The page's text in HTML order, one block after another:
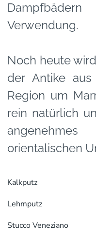
Verwendung.
Noch heute
der Antike
Region um
rein natürlich
orientalischen
Kalkputz
Lehmputz
Stucco Veneziano